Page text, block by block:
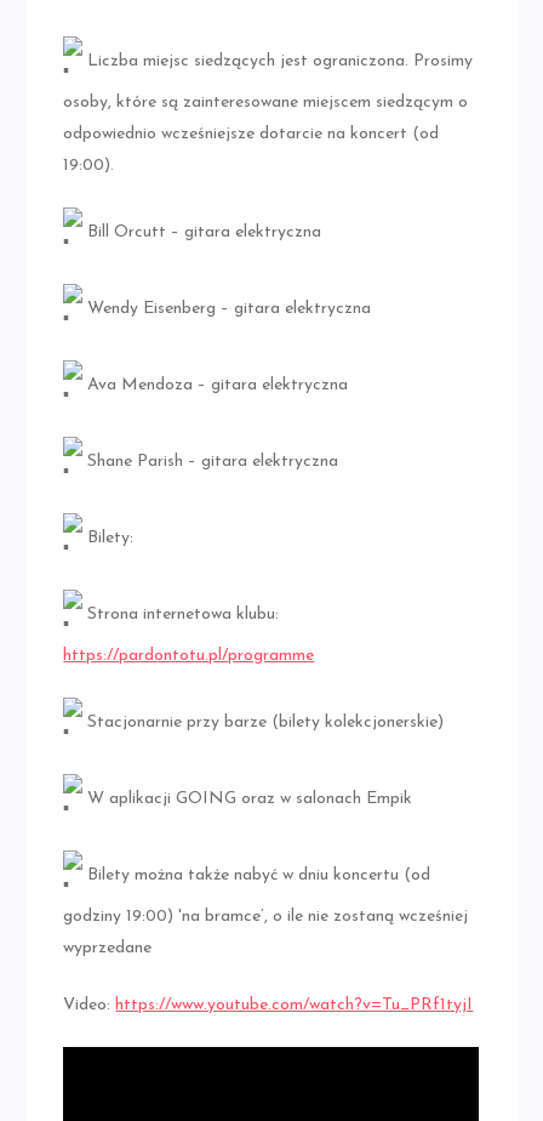
Liczba miejsc siedzących jest ograniczona. Prosimy
osoby, które są zainteresowane miejscem siedzącym o
odpowiednio wcześniejsze dotarcie na koncert (od
19:00).
Bill Orcutt – gitara elektryczna
Wendy Eisenberg – gitara elektryczna
Ava Mendoza – gitara elektryczna
Shane Parish – gitara elektryczna
Bilety:
Strona internetowa klubu:
https://pardontotu.pl/programme
Stacjonarnie przy barze (bilety kolekcjonerskie)
W aplikacji GOING oraz w salonach Empik
Bilety można także nabyć w dniu koncertu (od
godziny 19:00) 'na bramce’, o ile nie zostaną wcześniej
wyprzedane
Video: https://www.youtube.com/watch?v=Tu_PRf1tyjI